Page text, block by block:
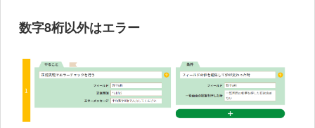
数字8桁以外はエラー